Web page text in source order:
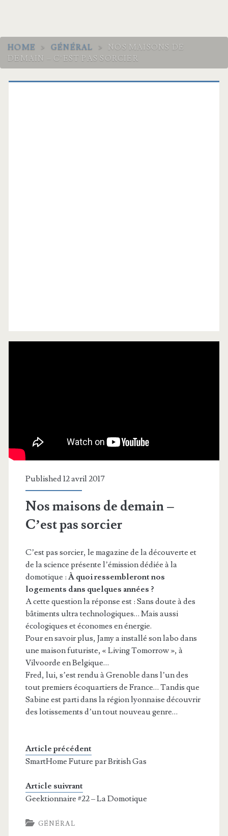
HOME > GÉNÉRAL >
NOS MAISONS DE
DEMAIN – C’EST PAS SORCIER
Published 12 avril 2017
Nos maisons de demain –
C’est pas sorcier
C’est pas sorcier, le magazine de la découverte et
de la science présente l’émission dédiée à la
domotique : À quoi ressembleront nos
logements dans quelques années ?
A cette question la réponse est : Sans doute à des
bâtiments ultra technologiques… Mais aussi
écologiques et économes en énergie.
Pour en savoir plus, Jamy a installé son labo dans
une maison futuriste, « Living Tomorrow », à
Vilvoorde en Belgique…
Fred, lui, s’est rendu à Grenoble dans l’un des
tout premiers écoquartiers de France… Tandis que
Sabine est parti dans la région lyonnaise découvrir
des lotissements d’un tout nouveau genre…
Article précédent
SmartHome Future par British Gas
Article suivrant
Geektionnaire #22 – La Domotique
GÉNÉRAL